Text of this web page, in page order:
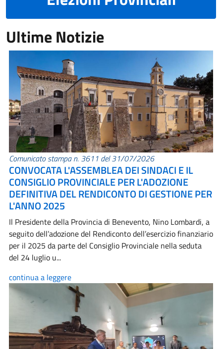
Ultime Notizie
Comunicato stampa n. 3611 del 31/07/2026
CONVOCATA L'ASSEMBLEA DEI SINDACI E IL
CONSIGLIO PROVINCIALE PER L'ADOZIONE
DEFINITIVA DEL RENDICONTO DI GESTIONE PER
L'ANNO 2025
Il Presidente della Provincia di Benevento, Nino Lombardi, a
seguito dell’adozione del Rendiconto dell’esercizio finanziario
per il 2025 da parte del Consiglio Provinciale nella seduta
del 24 luglio u...
continua a leggere